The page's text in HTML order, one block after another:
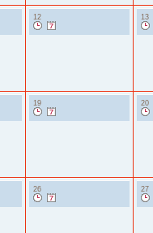
12 13
19 20
26 27